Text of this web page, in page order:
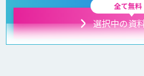
全て無料
選択中の資